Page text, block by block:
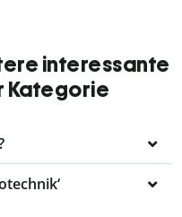
interessante
Kategorie